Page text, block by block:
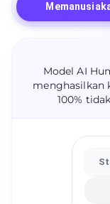
Model AI
menghasilkan
100% tidak